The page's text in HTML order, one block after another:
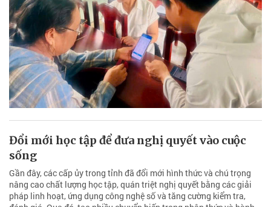
Đổi mới học tập để đưa nghị quyết vào cuộc
sống
Gần đây, các cấp ủy trong tỉnh đã đổi mới hình thức và chú trọng
nâng cao chất lượng học tập, quán triệt nghị quyết bằng các giải
pháp linh hoạt, ứng dụng công nghệ số và tăng cường kiểm tra,